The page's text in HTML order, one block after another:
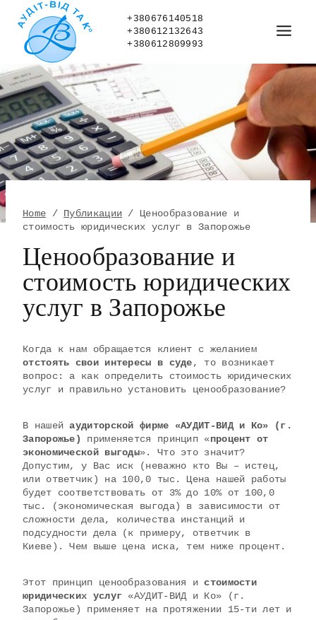
content
+380676140518
+380612132643
+380612809993
Home / Публикации /
Ценообразование и
стоимость юридических услуг в Запорожье
Ценообразование и
стоимость юридических
услуг в Запорожье
Когда к нам обращается клиент с желанием
отстоять свои интересы в суде, то возникает
вопрос: а как определить стоимость юридических
услуг и правильно установить ценообразование?
В нашейаудиторской фирме «АУДИТ-ВИД и Ко» (г.
Запорожье)
применяется принцип «процент от
экономической выгоды». Что это значит?
Допустим, у Вас иск (неважно кто Вы – истец,
или ответчик) на 100,0 тыс.
Цена нашей работы
будет соответствовать от 3% до 10% от 100,0
тыс. (экономическая выгода) в зависимости от
сложности дела, количества инстанций и
подсудности дела (к примеру, ответчик в
Киеве). Чем выше цена иска, тем ниже процент.
Этот принцип ценообразования истоимости
юридических услуг «АУДИТ-ВИД и Ко» (г.
Запорожье) применяет на протяжении 15-ти лет и